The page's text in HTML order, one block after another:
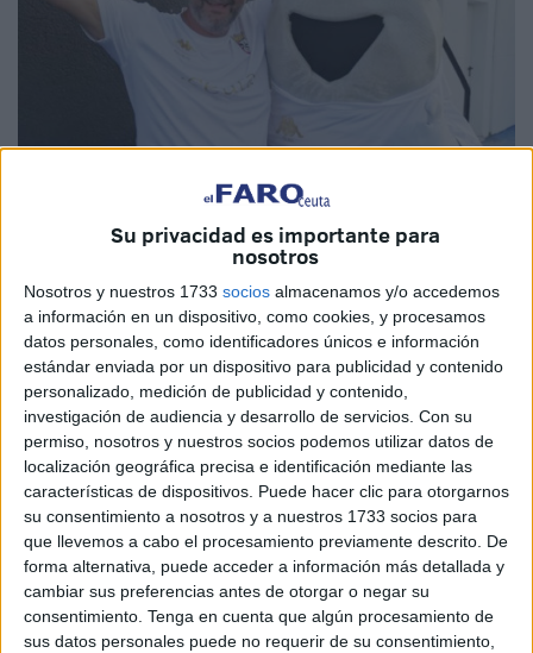
Su privacidad es importante para
nosotros
Nosotros y nuestros 1733 socios almacenamos y/o accedemos
a información en un dispositivo, como cookies, y procesamos
datos personales, como identificadores únicos e información
estándar enviada por un dispositivo para publicidad y contenido
personalizado, medición de publicidad y contenido,
investigación de audiencia y desarrollo de servicios. Con su
permiso, nosotros y nuestros socios podemos utilizar datos de
localización geográfica precisa e identificación mediante las
características de dispositivos. Puede hacer clic para otorgarnos
su consentimiento a nosotros y a nuestros 1733 socios para
que llevemos a cabo el procesamiento previamente descrito. De
forma alternativa, puede acceder a información más detallada y
cambiar sus preferencias antes de otorgar o negar su
consentimiento. Tenga en cuenta que algún procesamiento de
sus datos personales puede no requerir de su consentimiento,
Origen de 'Caballati'
Su idea de representar a su club de toda la vida en una
mascota llevaba ya tiempo en su mente, inspirándose en
otras mascotas e incluso en disfraces no relacionadoscon